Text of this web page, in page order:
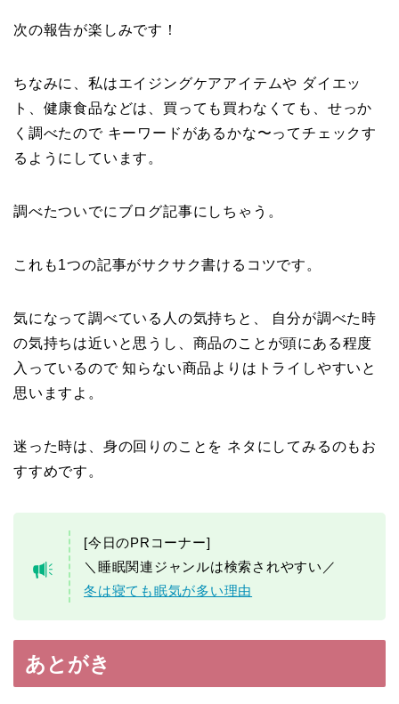
次の報告が楽しみです！
ちなみに、私はエイジングケアアイテムや ダイエッ
ト、健康食品などは、買っても買わなくても、せっか
く調べたので キーワードがあるかな〜ってチェックす
るようにしています。
調べたついでにブログ記事にしちゃう。
これも1つの記事がサクサク書けるコツです。
気になって調べている人の気持ちと、 自分が調べた時
の気持ちは近いと思うし、商品のことが頭にある程度
入っているので 知らない商品よりはトライしやすいと
思いますよ。
迷った時は、身の回りのことを ネタにしてみるのもお
すすめです。
[今日のPRコーナー]
＼睡眠関連ジャンルは検索されやすい／
冬は寝ても眠気が多い理由
あとがき